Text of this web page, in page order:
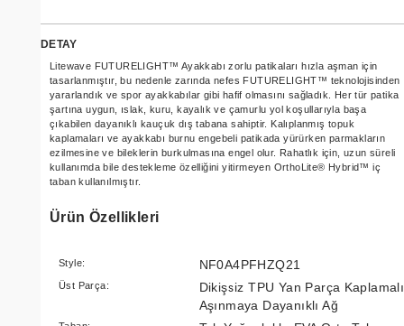
DETAY
Litewave FUTURELIGHT™ Ayakkabı zorlu patikaları hızla aşman için
tasarlanmıştır, bu nedenle zarında nefes FUTURELIGHT™ teknolojisinden
yararlandık ve spor ayakkabılar gibi hafif olmasını sağladık. Her tür patika
şartına uygun, ıslak, kuru, kayalık ve çamurlu yol koşullarıyla başa
çıkabilen dayanıklı kauçuk dış tabana sahiptir. Kalıplanmış topuk
kaplamaları ve ayakkabı burnu engebeli patikada yürürken parmakların
ezilmesine ve bileklerin burkulmasına engel olur. Rahatlık için, uzun süreli
kullanımda bile destekleme özelliğini yitirmeyen OrthoLite® Hybrid™ iç
taban kullanılmıştır.
Ürün Özellikleri
Style: NF0A4PFHZQ21
Üst Parça:
Dikişsiz TPU Yan Parça Kaplamalı
Aşınmaya Dayanıklı Ağ